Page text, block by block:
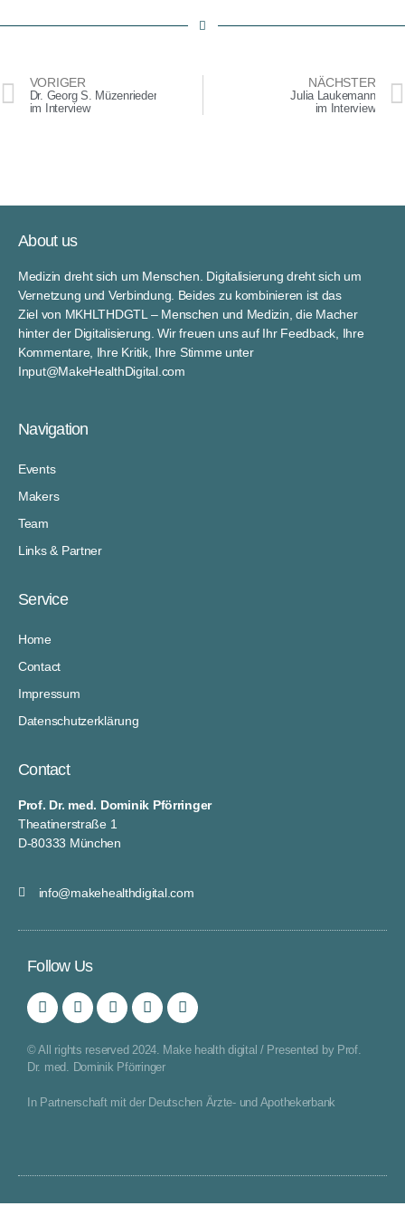
VORIGER
Dr. Georg S. Müzenrieder
im Interview
NÄCHSTER
Julia Laukemann
im Interview
About us
Medizin dreht sich um Menschen. Digitalisierung dreht sich um
Vernetzung und Verbindung. Beides zu kombinieren ist das
Ziel von MKHLTHDGTL – Menschen und Medizin, die Macher
hinter der Digitalisierung. Wir freuen uns auf Ihr Feedback, Ihre
Kommentare, Ihre Kritik, Ihre Stimme unter
Input@MakeHealthDigital.com
Navigation
Events
Makers
Team
Links & Partner
Service
Home
Contact
Impressum
Datenschutzerklärung
Contact
Prof. Dr. med. Dominik Pförringer
Theatinerstraße 1
D-80333 München
info@makehealthdigital.com
Follow Us
© All rights reserved 2024. Make health digital / Presented by Prof.
Dr. med. Dominik Pförringer
In Partnerschaft mit der Deutschen Ärzte- und Apothekerbank